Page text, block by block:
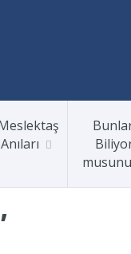
Anıları